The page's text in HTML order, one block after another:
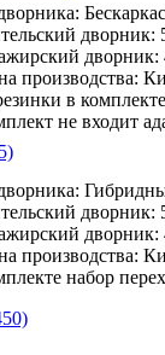
дворник:
дворник:
производства:
в комплекте
не входит
дворник:
дворник:
производства:
набор